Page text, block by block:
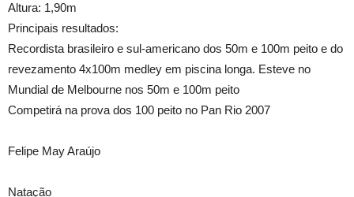
Altura: 1,90m
Principais resultados:
Recordista brasileiro e sul-americano dos 50m e 100m peito e do
revezamento 4x100m medley em piscina longa. Esteve no
Mundial de Melbourne nos 50m e 100m peito
Competirá na prova dos 100 peito no Pan Rio 2007
Felipe May Araújo
Natação